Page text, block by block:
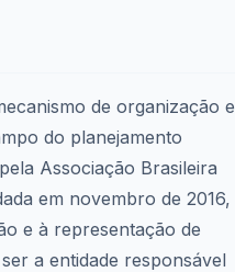
de organização e
do planejamento
Associação Brasileira
em novembro de 2016,
e à representação de
a entidade responsável